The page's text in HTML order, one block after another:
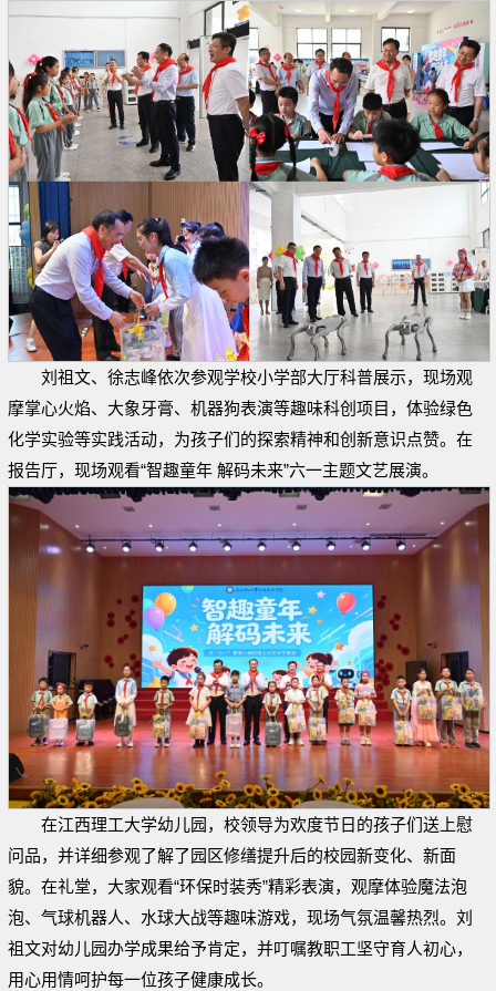
刘祖文、徐志峰依次参观学校小学部大厅科普展示，现场观
摩掌心火焰、大象牙膏、机器狗表演等趣味科创项目，体验绿色
化学实验等实践活动，为孩子们的探索精神和创新意识点赞。在
报告厅，现场观看“智趣童年 解码未来”六一主题文艺展演。
在江西理工大学幼儿园，校领导为欢度节日的孩子们送上慰
问品，并详细参观了解了园区修缮提升后的校园新变化、新面
貌。在礼堂，大家观看“环保时装秀”精彩表演，观摩体验魔法泡
泡、气球机器人、水球大战等趣味游戏，现场气氛温馨热烈。刘
祖文对幼儿园办学成果给予肯定，并叮嘱教职工坚守育人初心，
用心用情呵护每一位孩子健康成长。